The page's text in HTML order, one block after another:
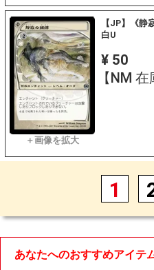
【JP】《静
白U
¥ 50
【NM 在
1
あなたへのおすすめアイテ